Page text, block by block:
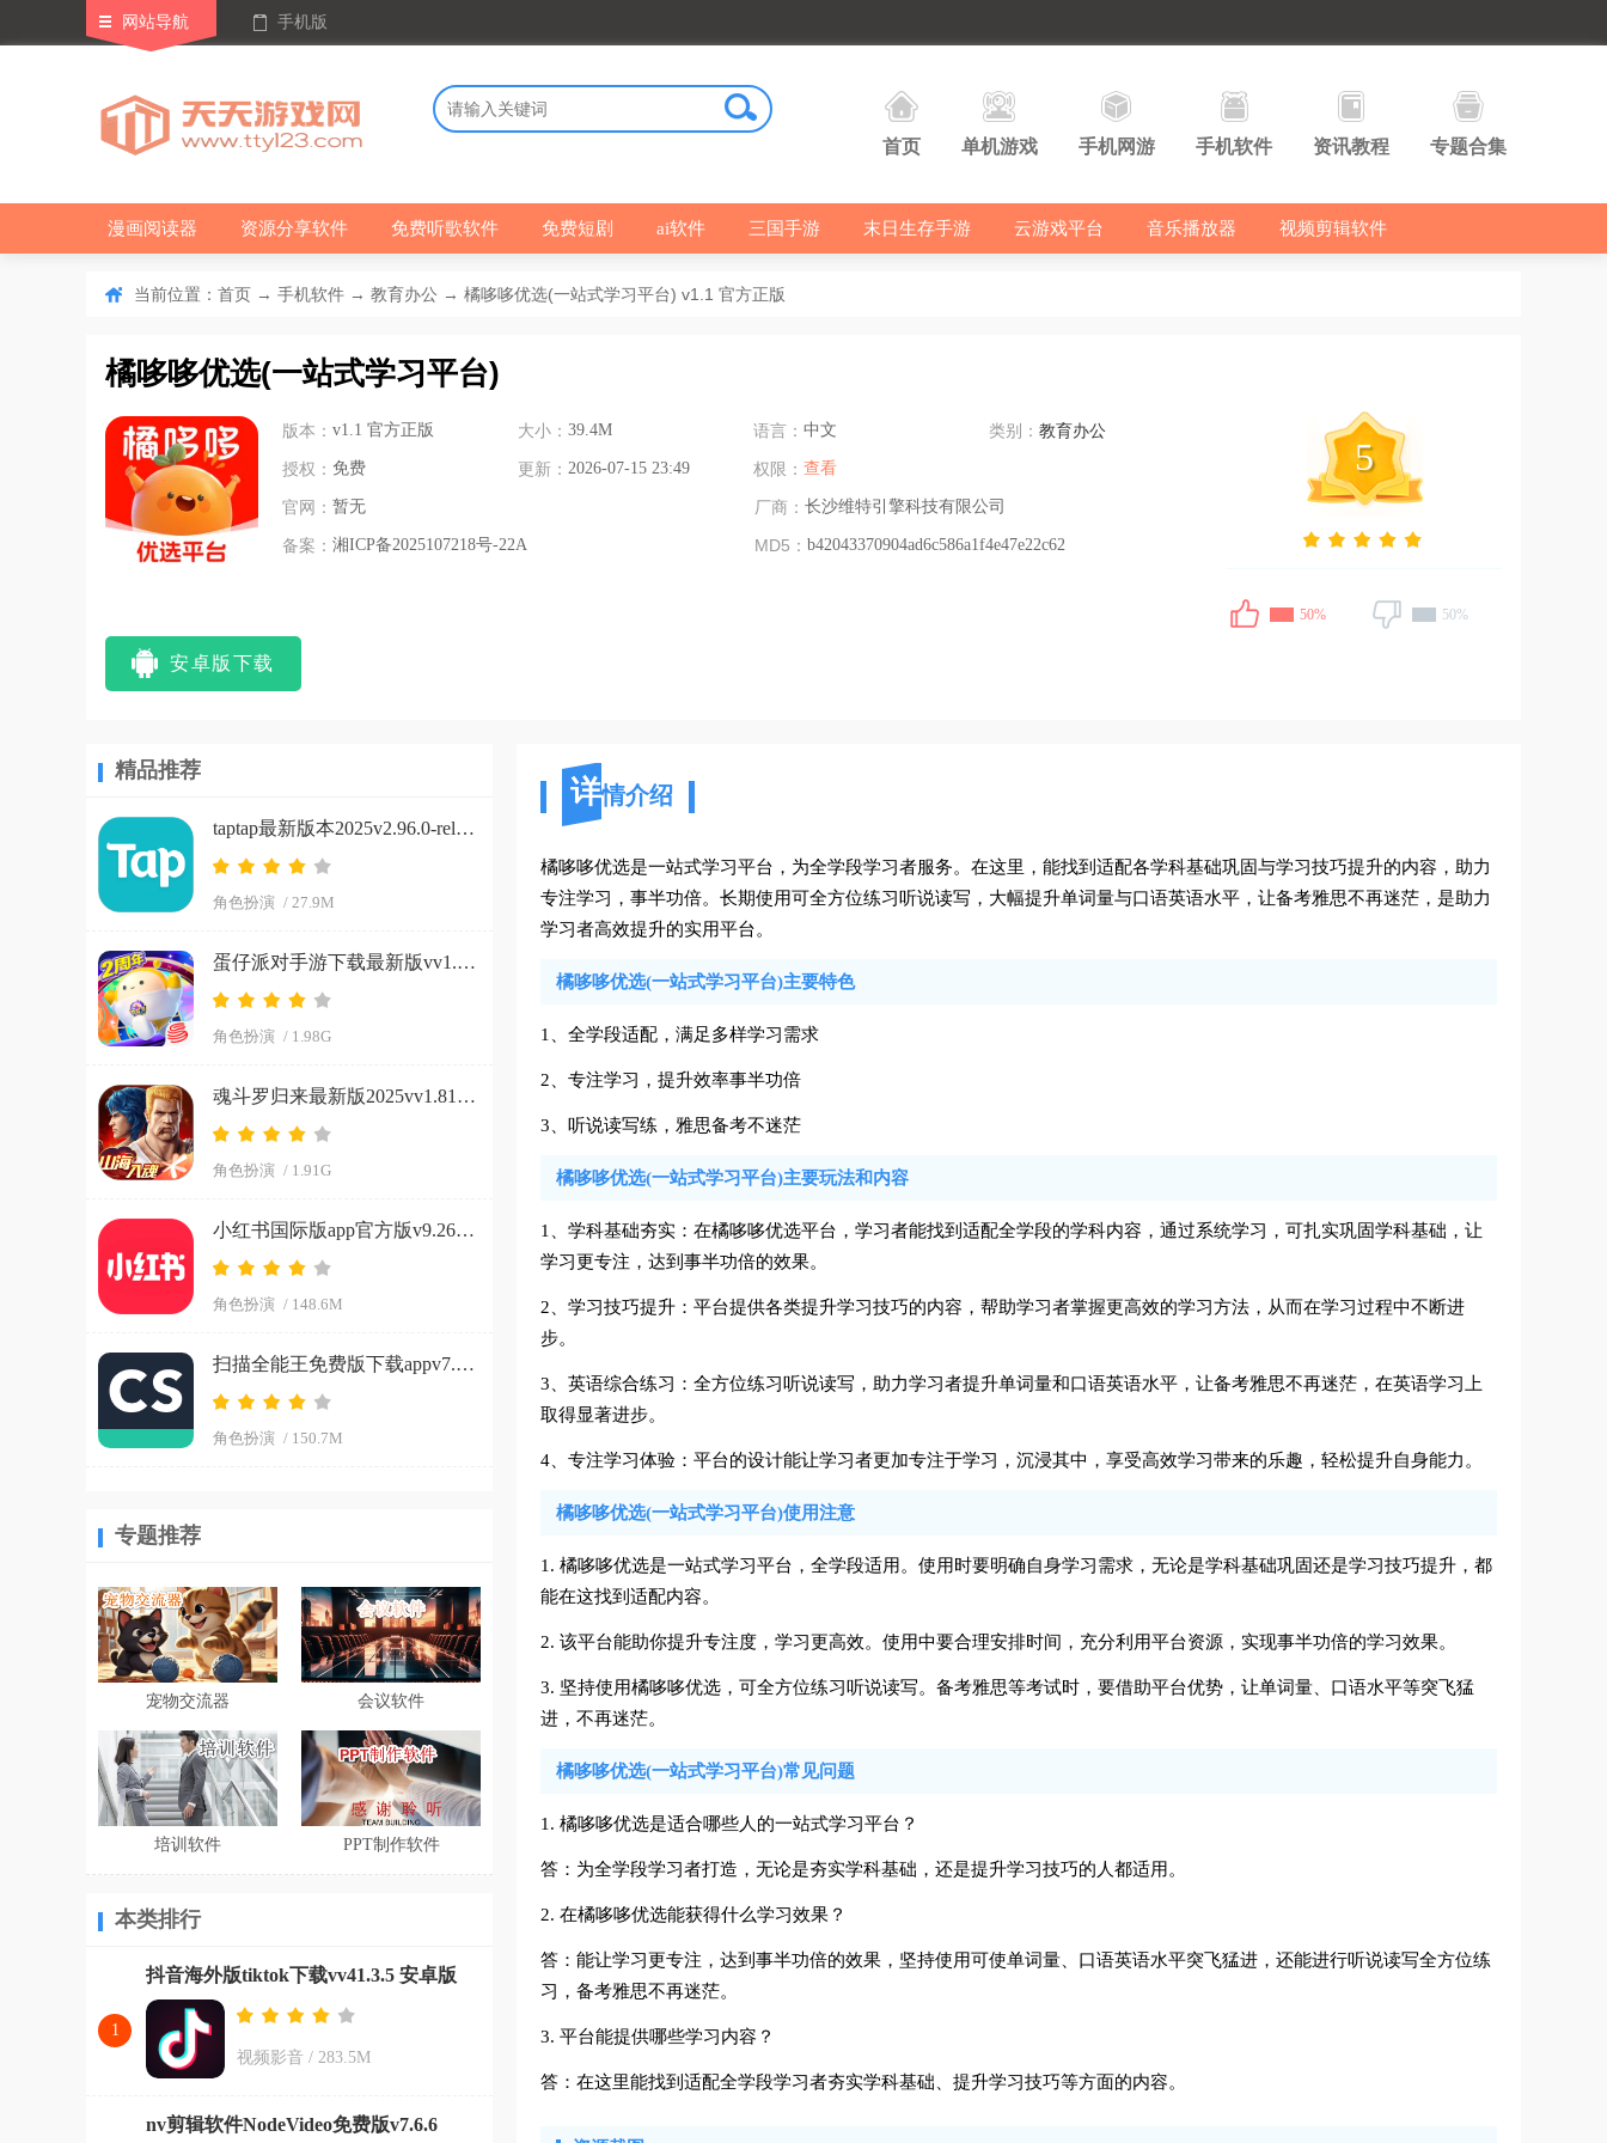
网站导航 手机版
首页 单机游戏 手机网游 手机软件 资讯教程 专题合集
漫画阅读器 资源分享软件 免费听歌软件 免费短剧 ai软件 三国手游 末日生存手游 云游戏平台 音乐播放器 视频剪辑软件
当前位置： 首页 → 手机软件 → 教育办公 → 橘哆哆优选(一站式学习平台) v1.1 官方正版
橘哆哆优选(一站式学习平台)
版本： v1.1 官方正版 大小： 39.4M 语言： 中文 类别： 教育办公
授权： 免费 更新： 2026-07-15 23:49 权限： 查看
官网： 暂无 厂商： 长沙维特引擎科技有限公司
备案： 湘ICP备2025107218号-22A MD5： b42043370904ad6c586a1f4e47e22c62
安卓版下载
5
50% 50%
精品推荐
taptap最新版本2025v2.96.0-rel#100200-mkt#100300-rel#100000-rel#100100-mkt#100100-rel#100200-mkt#100100 手机版
角色扮演 / 27.9M
蛋仔派对手游下载最新版vv1.0.266 手机版
角色扮演 / 1.98G
魂斗罗归来最新版2025vv1.81.133.8468 官方正版
角色扮演 / 1.91G
小红书国际版app官方版v9.26.0 官方正版
角色扮演 / 148.6M
扫描全能王免费版下载appv7.15.0.2604020000 安卓版
角色扮演 / 150.7M
专题推荐
宠物交流器 会议软件
培训软件 PPT制作软件
本类排行
1
抖音海外版tiktok下载vv41.3.5 安卓版
视频影音 / 283.5M
nv剪辑软件NodeVideo免费版v7.6.6
详情介绍
橘哆哆优选是一站式学习平台，为全学段学习者服务。在这里，能找到适配各学科基础巩固与学习技巧提升的内容，助力
专注学习，事半功倍。长期使用可全方位练习听说读写，大幅提升单词量与口语英语水平，让备考雅思不再迷茫，是助力
学习者高效提升的实用平台。
橘哆哆优选(一站式学习平台)主要特色
1、全学段适配，满足多样学习需求
2、专注学习，提升效率事半功倍
3、听说读写练，雅思备考不迷茫
橘哆哆优选(一站式学习平台)主要玩法和内容
1、学科基础夯实：在橘哆哆优选平台，学习者能找到适配全学段的学科内容，通过系统学习，可扎实巩固学科基础，让
学习更专注，达到事半功倍的效果。
2、学习技巧提升：平台提供各类提升学习技巧的内容，帮助学习者掌握更高效的学习方法，从而在学习过程中不断进
步。
3、英语综合练习：全方位练习听说读写，助力学习者提升单词量和口语英语水平，让备考雅思不再迷茫，在英语学习上
取得显著进步。
4、专注学习体验：平台的设计能让学习者更加专注于学习，沉浸其中，享受高效学习带来的乐趣，轻松提升自身能力。
橘哆哆优选(一站式学习平台)使用注意
1. 橘哆哆优选是一站式学习平台，全学段适用。使用时要明确自身学习需求，无论是学科基础巩固还是学习技巧提升，都
能在这找到适配内容。
2. 该平台能助你提升专注度，学习更高效。使用中要合理安排时间，充分利用平台资源，实现事半功倍的学习效果。
3. 坚持使用橘哆哆优选，可全方位练习听说读写。备考雅思等考试时，要借助平台优势，让单词量、口语水平等突飞猛
进，不再迷茫。
橘哆哆优选(一站式学习平台)常见问题
1. 橘哆哆优选是适合哪些人的一站式学习平台？
答：为全学段学习者打造，无论是夯实学科基础，还是提升学习技巧的人都适用。
2. 在橘哆哆优选能获得什么学习效果？
答：能让学习更专注，达到事半功倍的效果，坚持使用可使单词量、口语英语水平突飞猛进，还能进行听说读写全方位练
习，备考雅思不再迷茫。
3. 平台能提供哪些学习内容？
答：在这里能找到适配全学段学习者夯实学科基础、提升学习技巧等方面的内容。